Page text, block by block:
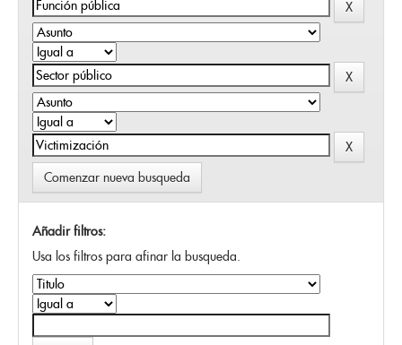
Comenzar nueva busqueda
Añadir filtros:
Usa los filtros para afinar la busqueda.